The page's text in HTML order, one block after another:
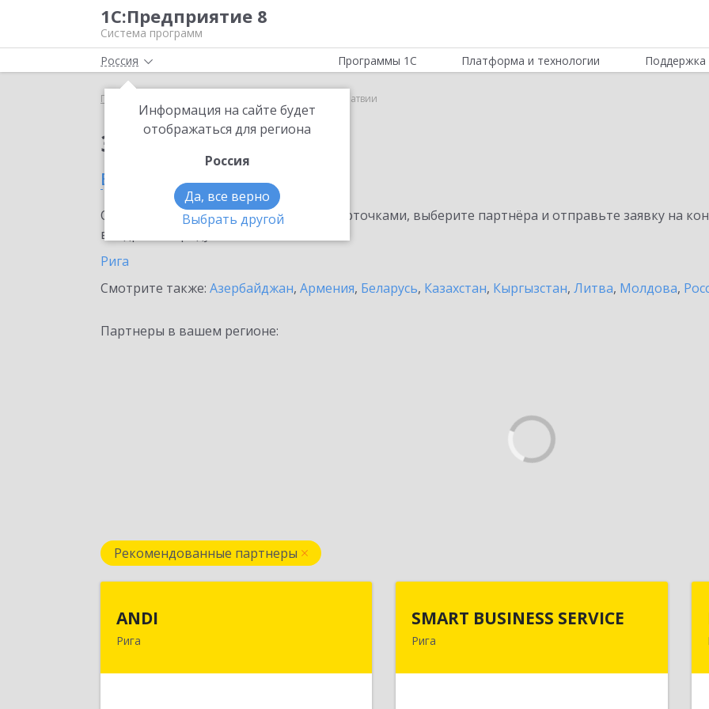
1С:Предприятие 8
Система программ
Россия
Информация на сайте будет
отображаться для региона
Россия
Да, все верно
Выбрать другой
Программы 1С Платформа и технологии Поддержка
Главная 1С:МДЛП в Латвии
Заказать 1С:МДЛП
в Латвии
Ознакомьтесь с информационными карточками, выберите партнёра и отправьте заявку на
внедрение продукта.
Рига
Смотрите также: Азербайджан, Армения, Беларусь, Казахстан, Кыргызстан, Литва, Молдова,
Партнеры в вашем регионе:
Рекомендованные партнеры
ANDI
РигаLV1006, Рига, ул. Дзербенес, 14 офис
SMART BUSINESS SERVICE
Рига